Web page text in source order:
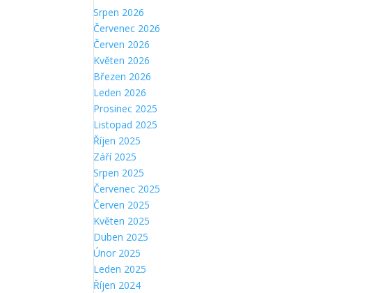
Srpen 2026
Červenec 2026
Červen 2026
Květen 2026
Březen 2026
Leden 2026
Prosinec 2025
Listopad 2025
Říjen 2025
Září 2025
Srpen 2025
Červenec 2025
Červen 2025
Květen 2025
Duben 2025
Únor 2025
Leden 2025
Říjen 2024